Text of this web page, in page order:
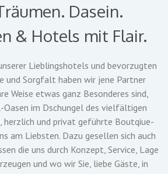
Dasein.
& Hotels mit Flair.
Lieblingshotels und bevorzugten
und Sorgfalt haben wir jene Partner
Weise etwas ganz Besonderes sind,
Oasen im Dschungel des vielfältigen
herzlich und privat geführte Boutqiue-
am Liebsten. Dazu gesellen sich auch
die uns durch Konzept, Service, Lage
und wo wir Sie, liebe Gäste, in